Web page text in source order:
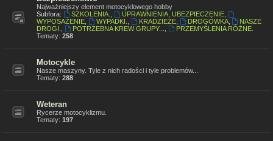
Najważniejszy element motocyklowego hobby
Subfora:
SZKOLENIA. UPRAWNIENIA, UBEZPIECZENIE,
WYPOSAŻENIE
WYPADKI. KRADZIEŻE, DROGÓWKA,
NASZE
DROGI.
POTRZEBNA KREW GRUPY...
PRZEMYŚLENIA RÓŻNE.
Tematy: 258
Motocykle
Nasze maszyny. Tyle z nich radości i tyle problemów...
Tematy: 288
Weteran
Rycerze motocyklizmu.
Tematy: 197